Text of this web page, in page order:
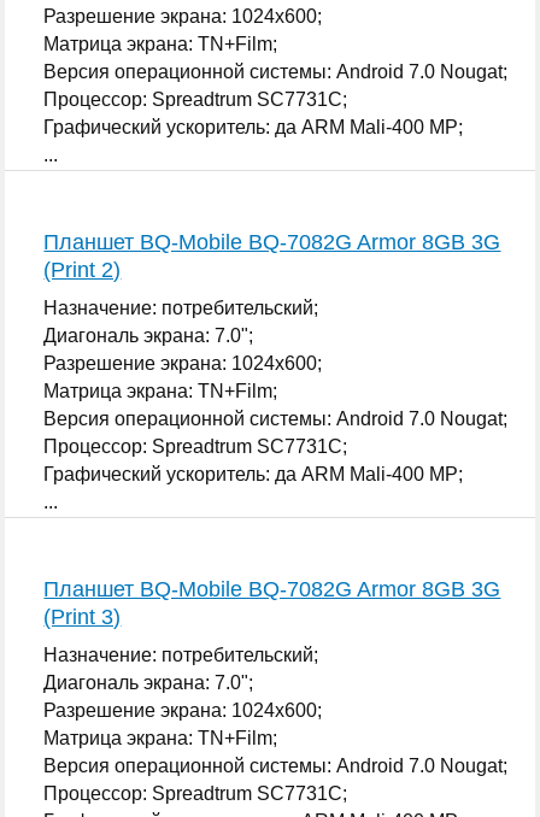
Разрешение экрана: 1024x600;
Матрица экрана: TN+Film;
Версия операционной системы: Android 7.0 Nougat;
Процессор: Spreadtrum SC7731C;
Графический ускоритель: да ARM Mali-400 MP;
...
Планшет BQ-Mobile BQ-7082G Armor 8GB 3G
(Print 2)
Назначение: потребительский;
Диагональ экрана: 7.0";
Разрешение экрана: 1024x600;
Матрица экрана: TN+Film;
Версия операционной системы: Android 7.0 Nougat;
Процессор: Spreadtrum SC7731C;
Графический ускоритель: да ARM Mali-400 MP;
...
Планшет BQ-Mobile BQ-7082G Armor 8GB 3G
(Print 3)
Назначение: потребительский;
Диагональ экрана: 7.0";
Разрешение экрана: 1024x600;
Матрица экрана: TN+Film;
Версия операционной системы: Android 7.0 Nougat;
Процессор: Spreadtrum SC7731C;